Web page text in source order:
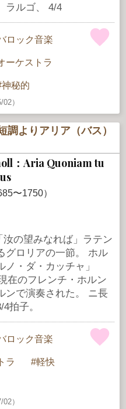
ラルゴ、 4/4
ロック音楽
ーケストラ
神秘的
）
調よりアリア（バス）
：Aria Quoniam tu
〜1750）
の望みなれば」ラテン
グロリアの一節。 ホル
・ダ・カッチャ」
在のフレンチ・ホルン
ンで演奏された。 ニ長
拍子。
ロック音楽
ラ 軽快
）